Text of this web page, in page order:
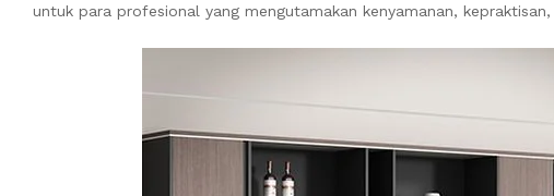
untuk para profesional yang mengutamakan kenyamanan,